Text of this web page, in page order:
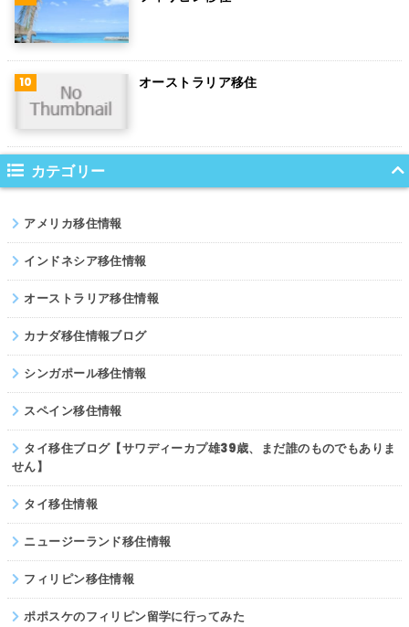
南アフリカ
サウジアラビア
コロンビア
ノルウェー
ネパール
パキスタン
オーストラリア移住
カテゴリー
アメリカ移住情報
インドネシア移住情報
オーストラリア移住情報
カナダ移住情報ブログ
シンガポール移住情報
スペイン移住情報
タイ移住ブログ【サワディーカプ雄39歳、まだ誰のものでもありま
せん】
タイ移住情報
ニュージーランド移住情報
フィリピン移住情報
ポポスケのフィリピン留学に行ってみた